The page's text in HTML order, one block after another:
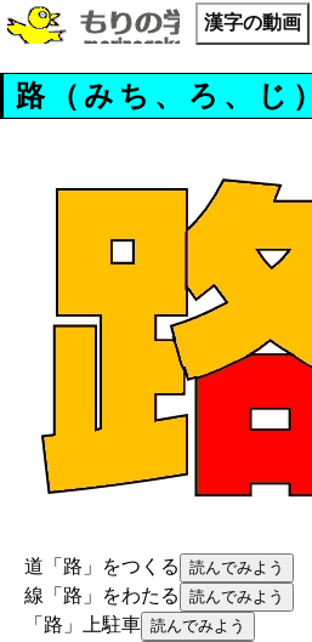
漢字の動画
路（みち、ろ、じ）
道「路」をつくる
線「路」をわたる
「路」上駐車